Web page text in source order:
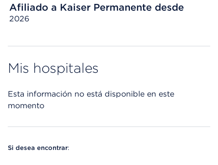
Afiliado a Kaiser Permanente desde
2026
Mis hospitales
Esta información no está disponible en este
momento
Si desea encontrar: